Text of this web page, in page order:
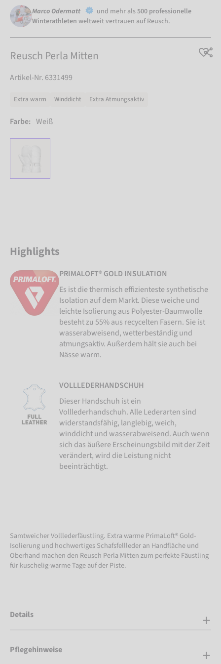
Marco Odermatt und mehr als500 professionelle
Winterathleten weltweit vertrauen auf Reusch.
Reusch Perla Mitten
Artikel-Nr. 6331499
Extra warm Winddicht Extra Atmungsaktiv
Farbe: Weiß
Highlights
PRIMALOFT® GOLD INSULATION
Es ist die thermisch effizienteste synthetische
Isolation auf dem Markt. Diese weiche und
leichte Isolierung aus Polyester-Baumwolle
besteht zu 55% aus recycelten Fasern. Sie ist
wasserabweisend, wetterbeständig und
atmungsaktiv. Außerdem hält sie auch bei
Nässe warm.
VOLLLEDERHANDSCHUH
Dieser Handschuh ist ein
Volllederhandschuh. Alle Lederarten sind
widerstandsfähig, langlebig, weich,
winddicht und wasserabweisend. Auch wenn
sich das äußere Erscheinungsbild mit der Zeit
verändert, wird die Leistung nicht
beeinträchtigt.
Samtweicher Volllederfäustling. Extra warme PrimaLoft® Gold-
Isolierung und hochwertiges Schafsfellleder an Handfläche und
Oberhand machen den Reusch Perla Mitten zum perfekte Fäustling
für kuschelig-warme Tage auf der Piste.
Details
Pflegehinweise